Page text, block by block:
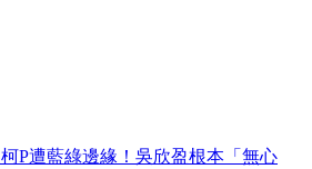
P遭藍綠邊緣！吳欣盈根本「無心